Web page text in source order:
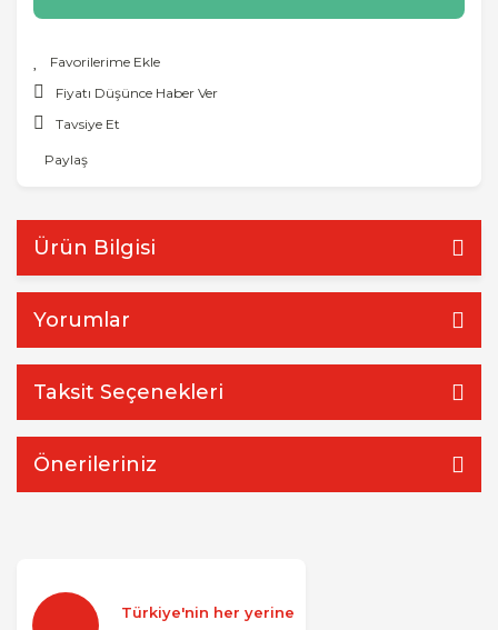
Fiyatı Düşünce Haber Ver
Tavsiye Et
Paylaş
Ürün Bilgisi
Yorumlar
Taksit Seçenekleri
Önerileriniz
Türkiye'nin her yerine